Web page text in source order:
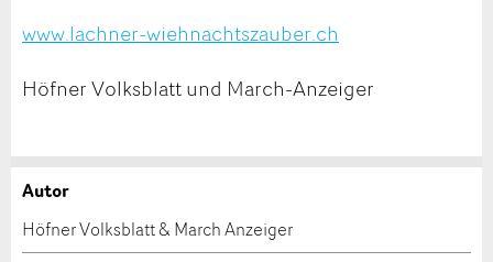
www.lachner-wiehnachtszauber.ch
Höfner Volksblatt und March-Anzeiger
Anzeige beanstanden
Anzeige weiterempfehlen
Autor
Höfner Volksblatt & March Anzeiger